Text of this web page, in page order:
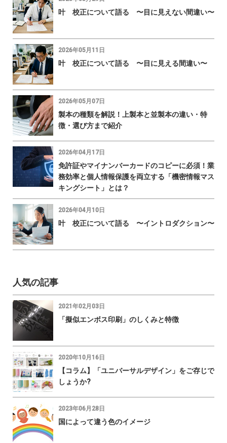
叶 校正について語る 〜目に見えない間違い〜
2026年05月11日
叶 校正について語る 〜目に見える間違い〜
2026年05月07日
製本の種類を解説！上製本と並製本の違い・特
徴・選び方まで紹介
2026年04月17日
免許証やマイナンバーカードのコピーに必須！業
務効率と個人情報保護を両立する「機密情報マス
キングシート」とは？
2026年04月10日
叶 校正について語る 〜イントロダクション〜
人気の記事
2021年02月03日
「擬似エンボス印刷」のしくみと特徴
2020年10月16日
【コラム】「ユニバーサルデザイン」をご存じで
しょうか?
2023年06月28日
国によって違う色のイメージ